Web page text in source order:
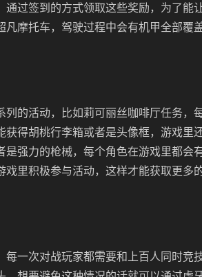
通过签到的方式领取这些奖励，为了能
凡摩托车，驾驶过程中会有机甲全部覆
列的活动，比如莉可丽丝咖啡厅任务，
获得胡桃行李箱或者是头像框，游戏里
是强力的枪械，每个角色在游戏里都会
戏里积极参与活动，这样才能获取更多
每一次对战玩家都需要和上百人同时竞